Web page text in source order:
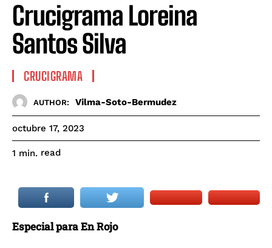
Crucigrama Loreina
Santos Silva
CRUCIGRAMA
AUTHOR: Vilma-Soto-Bermudez
octubre 17, 2023
1 min. read
Especial para En Rojo